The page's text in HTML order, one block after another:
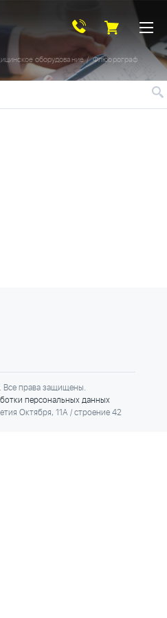
оборудование Флюорограф
права защищены.
персональных данных
Октября, 11А / строение 42